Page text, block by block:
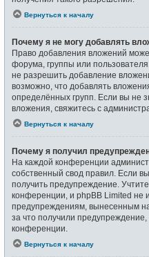
Вернуться к началу
Почему я не могу добавлять
Право добавления вложений
форума, группы или
не разрешить добавление
возможно, что добавлять
определённых групп. Если вы не
вложения, свяжитесь с
Вернуться к началу
Почему я получил
На каждой конференции
собственный свод правил. Если
получить предупреждение.
конференции, и phpBB Limited не
предупреждениям, вынесенным
за что получили
конференции.
Вернуться к началу